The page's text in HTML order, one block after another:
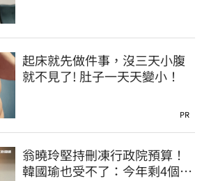
起床就先做件事，沒三天小腹
就不見了! 肚子一天天變小！
PR
翁曉玲堅持刪凍行政院預算！
韓國瑜也受不了：今年剩4個月